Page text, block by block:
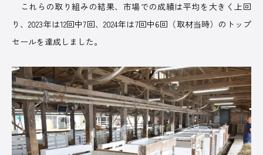
これらの取り組みの結果、市場での成績は平均を大きく上回
り、2023年は12回中7回、2024年は7回中6回（取材当時）のトップ
セールを達成しました。